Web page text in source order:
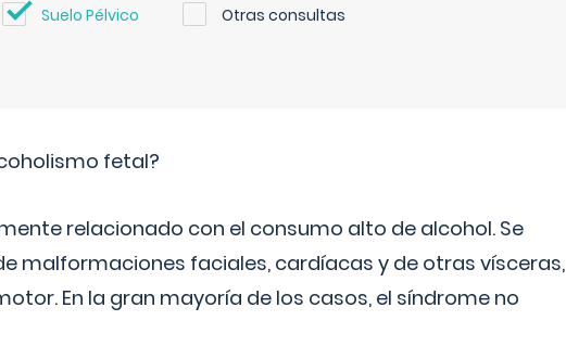
Suelo Pélvico Otras consultas
fetal?
relacionado con el consumo alto de alcohol. Se
malformaciones faciales, cardíacas y de otras vísceras,
En la gran mayoría de los casos, el síndrome no